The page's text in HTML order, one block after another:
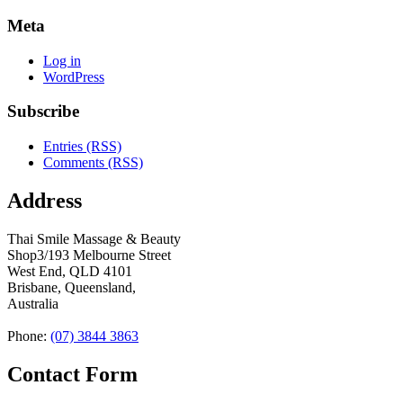
Meta
Log in
WordPress
Subscribe
Entries (RSS)
Comments (RSS)
Address
Thai Smile Massage & Beauty
Shop3/193 Melbourne Street
West End, QLD 4101
Brisbane, Queensland,
Australia
Phone: (07) 3844 3863
Contact Form